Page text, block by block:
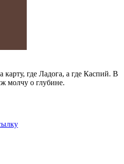
карту, где Ладога, а где Каспий. В
молчу о глубине.